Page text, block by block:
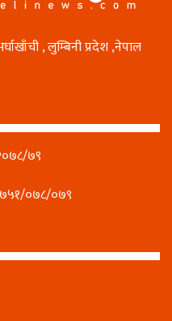
, लुम्बिनी प्रदेश ,नेपाल
७९
०७८/०७९